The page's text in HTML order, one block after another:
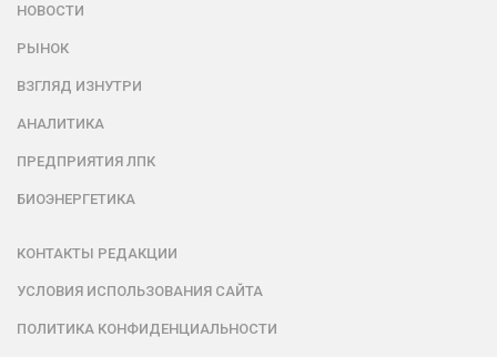
НОВОСТИ
РЫНОК
ВЗГЛЯД ИЗНУТРИ
АНАЛИТИКА
ПРЕДПРИЯТИЯ ЛПК
БИОЭНЕРГЕТИКА
КОНТАКТЫ РЕДАКЦИИ
УСЛОВИЯ ИСПОЛЬЗОВАНИЯ САЙТА
ПОЛИТИКА КОНФИДЕНЦИАЛЬНОСТИ